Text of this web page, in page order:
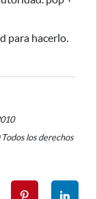
para hacerlo.
los derechos